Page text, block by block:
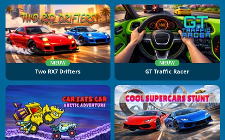
NIEUW
Two RX7 Drifters
NIEUW
GT Traffic Racer